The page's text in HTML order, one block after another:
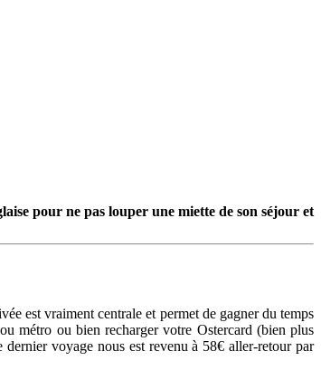
pour ne pas louper une miette de son séjour et
est vraiment centrale et permet de gagner du temps
métro ou bien recharger votre Ostercard (bien plus
voyage nous est revenu à 58€ aller-retour par